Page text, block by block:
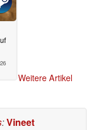
Weitere Artikel
:Vineet